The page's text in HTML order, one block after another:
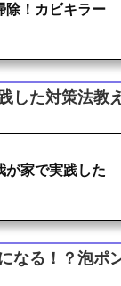
除！カビキラー
した対策法教
が家で実践した
なる！？泡ポ